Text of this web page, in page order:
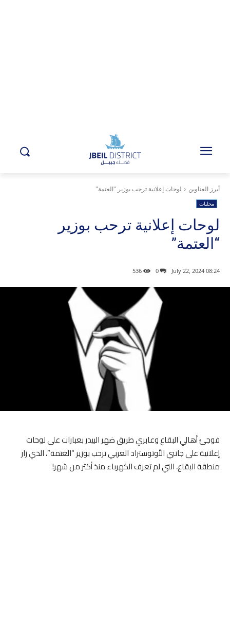
أبرز العناوين لوحات إعلانية ترحب بوزير "العتمة"
محليات
لوحات إعلانية ترحب بوزير
“العتمة”
08:24 2024 ,July 22
0
536
فوجئ أهالي البقاع وعابري طريق ضهر البيدر بعبارات على لوحات
إعلانية على جانبي الأوتوستراد العربي ترحب بوزير “العتمة”، الذي زار
منطقة البقاع، التي لم تعرف الكهرباء منذ أكثر من شهر!